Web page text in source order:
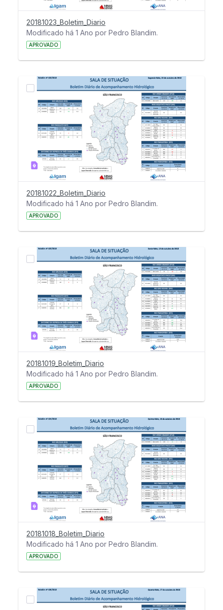
20181023_Boletim_Diario
Modificado há 1 Ano por Pedro Blandim.
APROVADO
20181022_Boletim_Diario
Modificado há 1 Ano por Pedro Blandim.
APROVADO
20181019_Boletim_Diario
Modificado há 1 Ano por Pedro Blandim.
APROVADO
20181018_Boletim_Diario
Modificado há 1 Ano por Pedro Blandim.
APROVADO